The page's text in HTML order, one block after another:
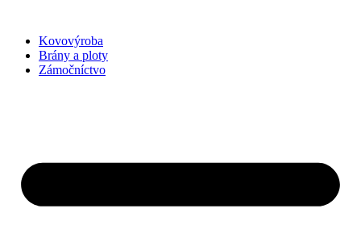
obsah
Kovovýroba
Brány a ploty
Zámočníctvo